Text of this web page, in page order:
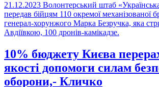
21.12.2023 Волонтерський штаб
передав бійцям 110 окремої механізованої
генерал-хорунжого Марка Безручка, яка
Авдіївкою, 100 дронів-камікадзе.
10% бюджету Києва
якості допомоги силам
оборони,- Кличко